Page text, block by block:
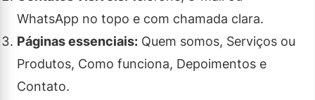
WhatsApp no topo e com chamada clara.
Páginas essenciais: Quem somos, Serviços ou
Produtos, Como funciona, Depoimentos e
Contato.